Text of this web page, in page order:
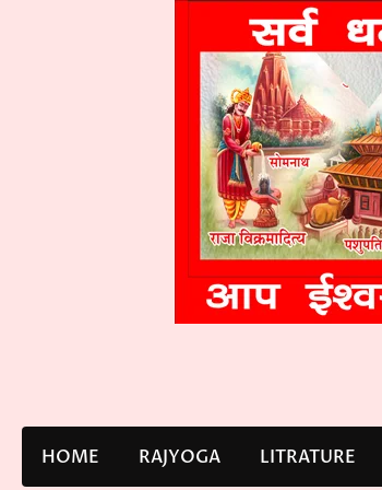
HOME RAJYOGA LITRATURE